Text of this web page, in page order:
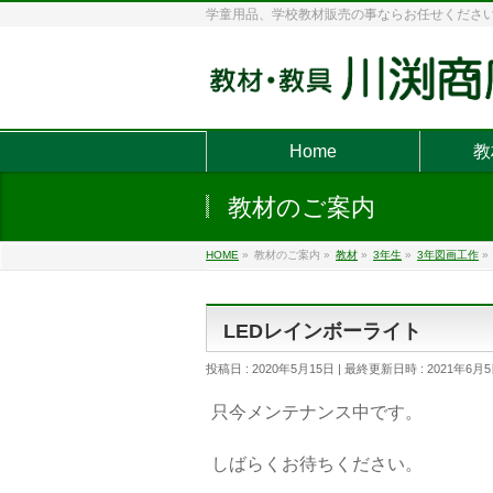
学童用品、学校教材販売の事ならお任せくださ
Home
教材のご案内
HOME » 教材のご案内 » 教材 » 3年生 » 3年図画工作 »
LEDレインボーライト
投稿日 : 2020年5月15日 最終更新日時 : 2021年6月5
只今メンテナンス中です。
しばらくお待ちください。